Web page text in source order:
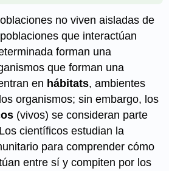
no viven aisladas de
que interactúan
forman una
que forman una
en hábitats, ambientes
organismos; sin embargo, los
(vivos) se consideran parte
científicos estudian la
para comprender cómo
entre sí y compiten por los